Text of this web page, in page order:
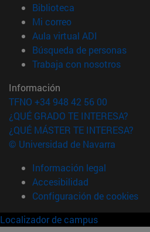
Biblioteca
Mi correo(abre en nueva
Aula virtual ADI
Búsqueda de personas(abre
Trabaja con nosotros(abre
Información
TFNO +34 948 42 56 00
¿QUÉ GRADO TE INTERESA?
¿QUÉ MÁSTER TE INTERESA?
© Universidad de Navarra
Información legal
Accesibilidad
Configuración de cookies
Localizador de campus